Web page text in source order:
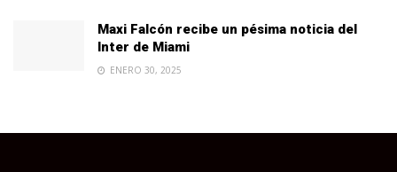
Maxi Falcón recibe un pésima noticia del
Inter de Miami
ENERO 30, 2025